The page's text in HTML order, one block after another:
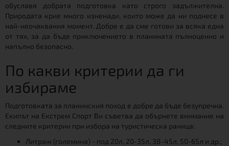
обуславя добрата подготовка като строго задължителна.
Природата крие много изненади, които може да ни поднесе в
най-неочаквания момент. Добре е да сме готови за всяка една
от тях, за да бъде приключението в планината пълноценно и
напълно безопасно.
По какви критерии да ги
избираме
Подготовката за планинския поход е добре да бъде безупречна.
Екипът на Екстрем Спорт Ви съветва да обърнете внимание на
следните критерии при избора на туристическа раница:
Литраж (големина) - под 20л, 20-35л, 38-45л, 50-65л и др.;